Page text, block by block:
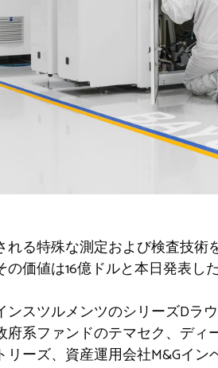
れる特殊な測定および検査技
価値は16億ドルと本日発表した
ンスツルメンツのシリーズDラ
系ファンドのテマセク、ディ
リーズ、資産運用会社M&Gイ